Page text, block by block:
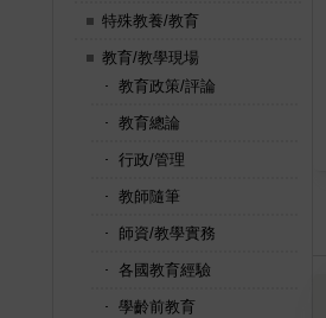
特殊教養/教育
教育/教學現場
教育政策/評論
教育總論
行政/管理
教師隨筆
師資/教學實務
各國教育經驗
學齡前教育